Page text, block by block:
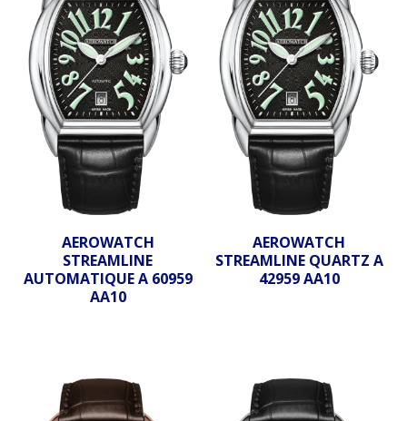
AEROWATCH
STREAMLINE
AUTOMATIQUE A 60959
AA10
AEROWATCH
STREAMLINE QUARTZ A
42959 AA10